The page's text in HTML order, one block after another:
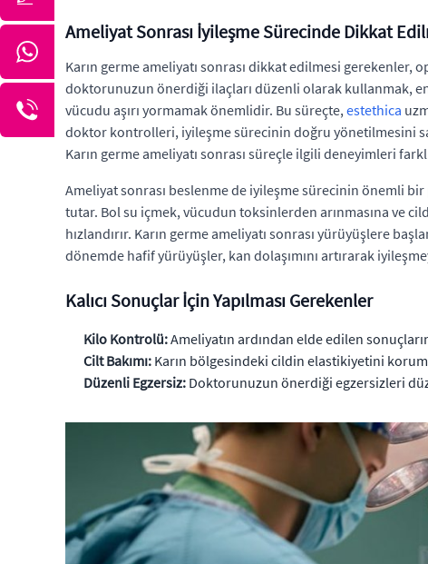
Ameliyat Sonrası İyileşme Sürecinde Dikkat
Karın germe ameliyatı sonrası dikkat edilmesi gerekenler,
doktorunuzun önerdiği ilaçları düzenli olarak kullanmak,
vücudu aşırı yormamak önemlidir. Bu süreçte,estethica
doktor kontrolleri, iyileşme sürecinin doğru yönetilmesini
Karın germe ameliyatı sonrası süreçle ilgili deneyimleri
Ameliyat sonrası beslenme de iyileşme sürecinin önemli bir
tutar. Bol su içmek, vücudun toksinlerden arınmasına ve
hızlandırır. Karın germe ameliyatı sonrası yürüyüşlere
dönemde hafif yürüyüşler, kan dolaşımını artırarak
Kalıcı Sonuçlar İçin Yapılması Gerekenler
Kilo Kontrolü:Ameliyatın ardından elde edilen
Cilt Bakımı: Karın bölgesindeki cildin elastikiyetini
Düzenli Egzersiz: Doktorunuzun önerdiği egzersizleri